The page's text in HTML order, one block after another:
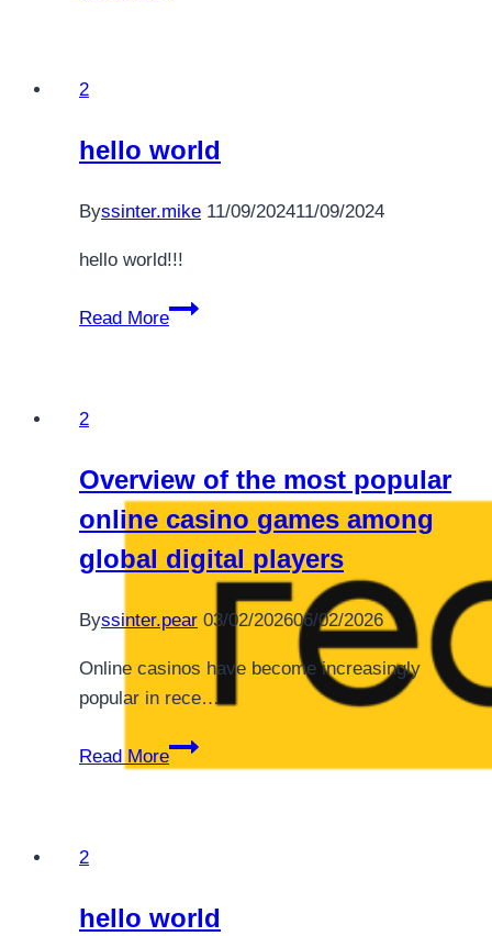
Online
Jogadores
2
hello world
Byssinter.mike 11/09/202411/09/2024
hello world!!!
Read More
hello
2
Overview of the most popular
online casino games among
global digital players
Byssinter.pear 03/02/202606/02/2026
Online casinos have become increasingly
popular in rece…
Read More
Overview
of
casino
2
hello world